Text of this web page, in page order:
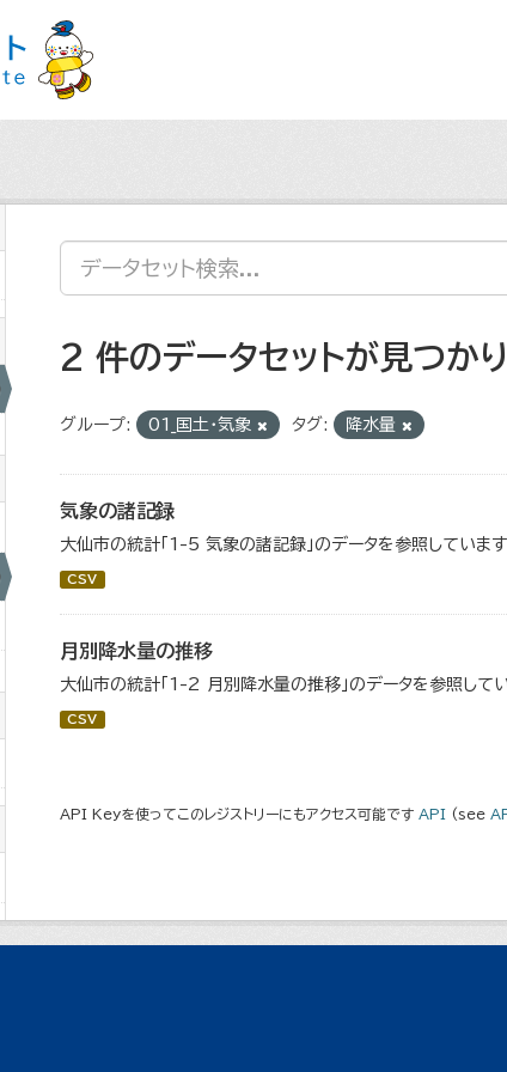
2 件のデータセットが見つか
グループ: 01_国土・気象 タグ: 降水量
気象の諸記録
大仙市の統計「1-5 気象の諸記録」のデータを参照しています
CSV
月別降水量の推移
大仙市の統計「1-2 月別降水量の推移」のデータを参照してい
CSV
API Keyを使ってこのレジストリーにもアクセス可能です API (see